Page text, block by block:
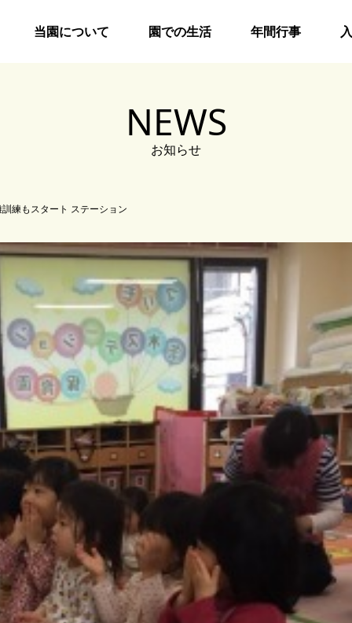
当園について 園での生活 年間行事
NEWS
お知らせ
練もスタート ステーション